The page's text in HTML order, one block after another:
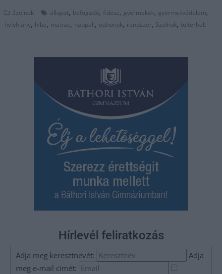
Szolnok állapot, befogadó, fidesz, gyermekek, gyermekvédelem,
helyhiány, hiba, matrac, nappali, otthonok, rendszer, Szolnok, túlterhelt
Hírlevél feliratkozás
Adja meg keresztnevét:
Adja
meg e-mail címét: